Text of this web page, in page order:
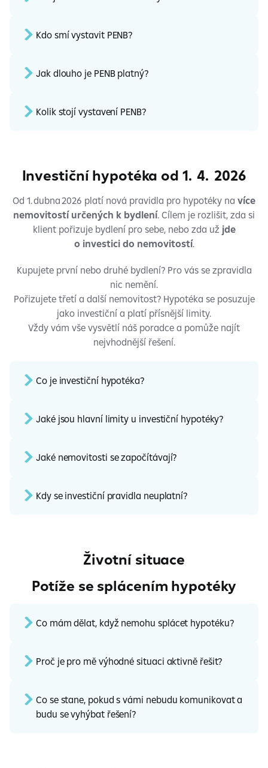
Kdo smí vystavit PENB?
Jak dlouho je PENB platný?
Kolik stojí vystavení PENB?
Investiční hypotéka od 1. 4. 2026
Od 1. dubna 2026 platí nová pravidla pro hypotéky na více
nemovitostí určených k bydlení. Cílem je rozlišit, zda si
klient pořizuje bydlení pro sebe, nebo zda už jde
o investici do nemovitostí.
Kupujete první nebo druhé bydlení? Pro vás se zpravidla
nic nemění.
Pořizujete třetí a další nemovitost? Hypotéka se posuzuje
jako investiční a platí přísnější limity.
Vždy vám vše vysvětlí náš poradce a pomůže najít
nejvhodnější řešení.
Co je investiční hypotéka?
Jaké jsou hlavní limity u investiční hypotéky?
Jaké nemovitosti se započítávají?
Kdy se investiční pravidla neuplatní?
Životní situace
Potíže se splácením hypotéky
Co mám dělat, když nemohu splácet hypotéku?
Proč je pro mě výhodné situaci aktivně řešit?
Co se stane, pokud s vámi nebudu komunikovat a
budu se vyhýbat řešení?